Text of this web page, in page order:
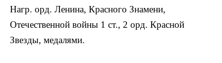
Нагр. орд. Ленина, Красного Зна­мени,
Отечественной войны 1 ст., 2 орд. Красной
Звезды, медалями.